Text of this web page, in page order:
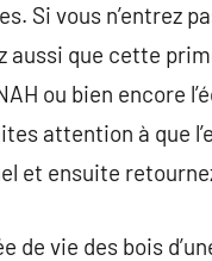
Si vous n’entrez
aussi que cette
ou bien encore
attention à que
et ensuite
de vie des bois